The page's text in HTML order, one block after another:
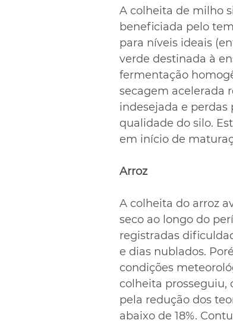
A colheita de milho
beneficiada pelo
para níveis ideais
verde destinada à
fermentação
secagem acelerada
indesejada e perdas
qualidade do silo.
em início de
Arroz
A colheita do arroz
seco ao longo do
registradas
e dias nublados.
condições
colheita prosseguiu,
pela redução dos
abaixo de 18%.